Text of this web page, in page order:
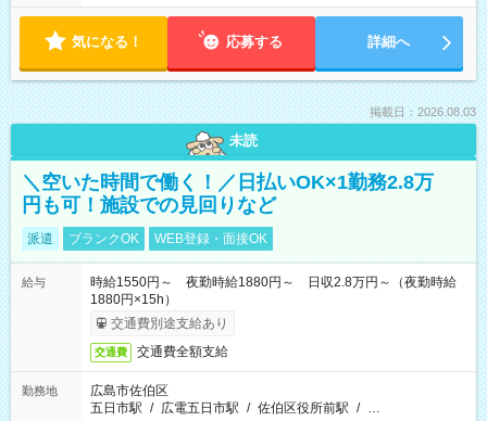
気になる！ 応募する 詳細へ
掲載日：2026.08.03
未読
＼空いた時間で働く！／日払いOK×1勤務2.8万
円も可！施設での見回りなど
派遣 ブランクOK WEB登録・面接OK
給与
時給1550円～ 夜勤時給1880円～ 日収2.8万円～（夜勤時給
1880円×15h）
交通費別途支給あり
交通費 交通費全額支給
勤務地
広島市佐伯区
五日市駅 / 広電五日市駅 / 佐伯区役所前駅 / …